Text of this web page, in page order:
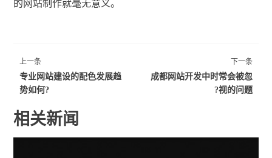
的网站制作就毫无意义。
上一条
专业网站建设的配色发展趋
势如何?
下一条
成都网站开发中时常会被忽
视的问题?
相关新闻